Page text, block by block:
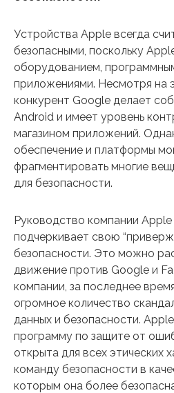
Устройства Apple всегда
безопасными, поскольку
оборудованием,
приложениями. Несмотря на
конкурент Google делает
Android и имеет уровень
магазином приложений.
обеспечение и платформы
фрагментировать многие
для безопасности.
Руководство компании
подчеркивает свою
безопасности. Это можно
движение против Google и
компании, за последнее
огромное количество
данных и безопасности.
программу по защите от
открыта для всех этических
команду безопасности в
которым она более